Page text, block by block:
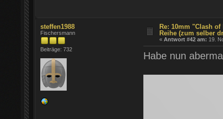
steffen1988
Fischersmann
Beiträge: 732
Re: 10mm "Clash
Reihe (zum selber
«Antwort #42 am: 19.
Habe nun